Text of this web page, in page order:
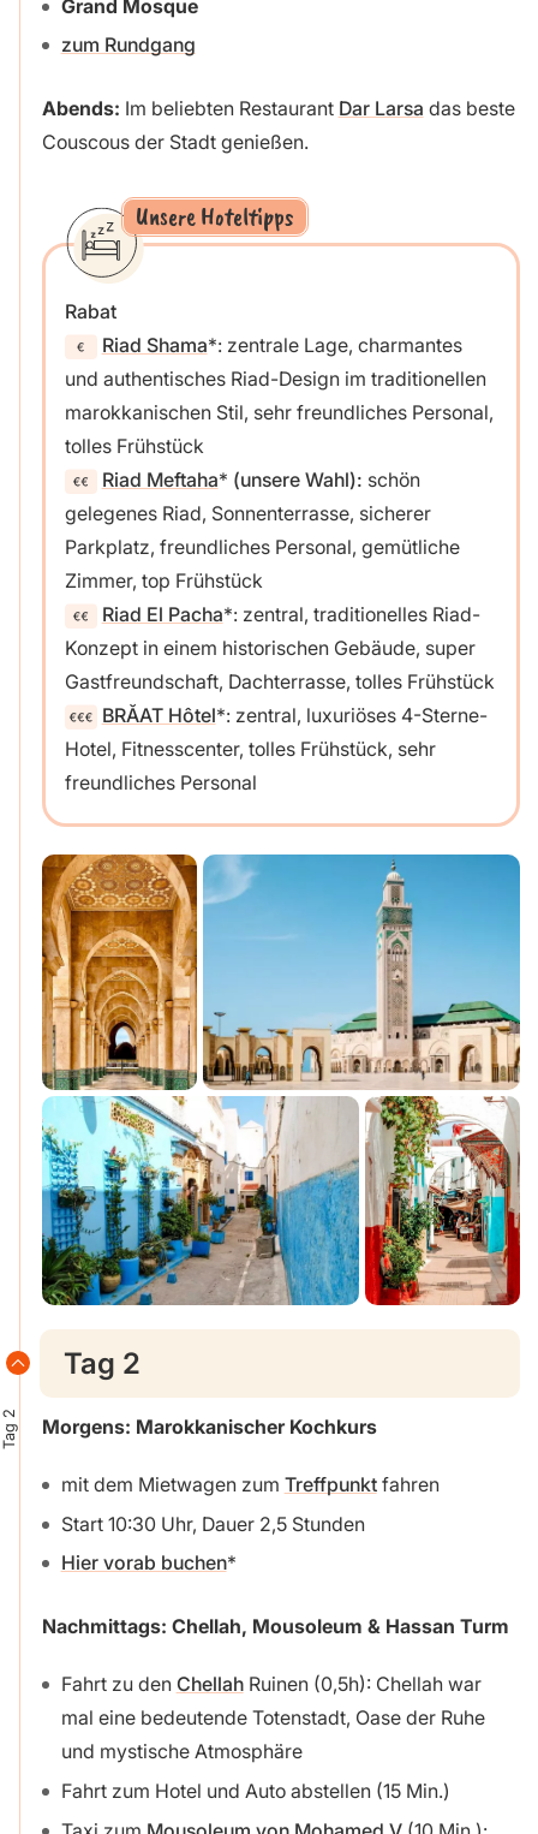
Grand Mosque
zum Rundgang
Abends: Im beliebten Restaurant Dar Larsa das beste
Couscous der Stadt genießen.
Unsere Hoteltipps
Rabat
Riad Shama : zentrale Lage, charmantes
und authentisches Riad-Design im traditionellen
marokkanischen Stil, sehr freundliches Personal,
tolles Frühstück
Riad Meftaha
(unsere Wahl): schön
gelegenes Riad, Sonnenterrasse, sicherer
Parkplatz, freundliches Personal, gemütliche
Zimmer, top Frühstück
Riad El Pacha : zentral, traditionelles Riad-
Konzept in einem historischen Gebäude, super
Gastfreundschaft, Dachterrasse, tolles Frühstück
BRĂAT Hôtel : zentral, luxuriöses 4-Sterne-
Hotel, Fitnesscenter, tolles Frühstück, sehr
freundliches Personal
Tag 2
Tag 2
Morgens: Marokkanischer Kochkurs
mit dem Mietwagen zum Treffpunktfahren
Start 10:30 Uhr, Dauer 2,5 Stunden
Hier vorab buchen
Nachmittags: Chellah, Mousoleum & Hassan Turm
Fahrt zu den ChellahRuinen (0,5h): Chellah war
mal eine bedeutende Totenstadt, Oase der Ruhe
und mystische Atmosphäre
Fahrt zum Hotel und Auto abstellen (15 Min.)